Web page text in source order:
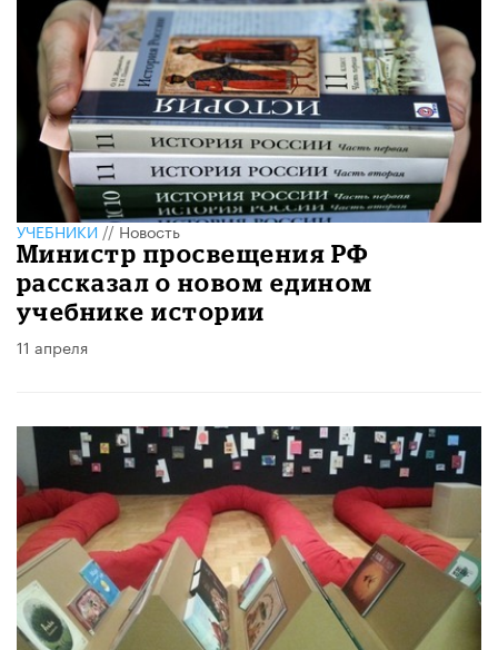
УЧЕБНИКИ//Новость
Министр просвещения РФ
рассказал о новом едином
учебнике истории
11 апреля